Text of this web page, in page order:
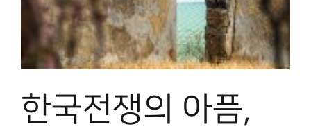
한국전쟁의 아픔,